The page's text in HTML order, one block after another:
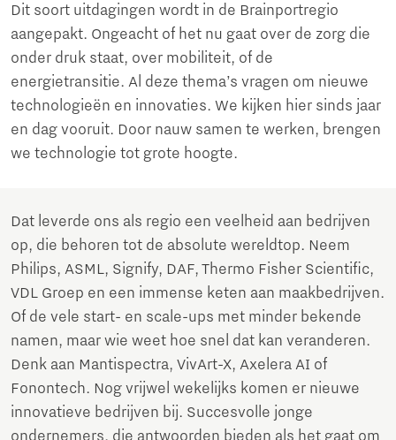
Dit soort uitdagingen wordt in de Brainportregio
aangepakt. Ongeacht of het nu gaat over de zorg die
onder druk staat, over mobiliteit, of de
energietransitie. Al deze thema’s vragen om nieuwe
technologieën en innovaties. We kijken hier sinds jaar
en dag vooruit. Door nauw samen te werken, brengen
we technologie tot grote hoogte.
Dat leverde ons als regio een veelheid aan bedrijven
op, die behoren tot de absolute wereldtop. Neem
Philips, ASML, Signify, DAF, Thermo Fisher Scientific,
VDL Groep en een immense keten aan maakbedrijven.
Of de vele start- en scale-ups met minder bekende
namen, maar wie weet hoe snel dat kan veranderen.
Denk aan Mantispectra, VivArt-X, Axelera AI of
Fonontech. Nog vrijwel wekelijks komen er nieuwe
innovatieve bedrijven bij. Succesvolle jonge
ondernemers, die antwoorden bieden als het gaat om